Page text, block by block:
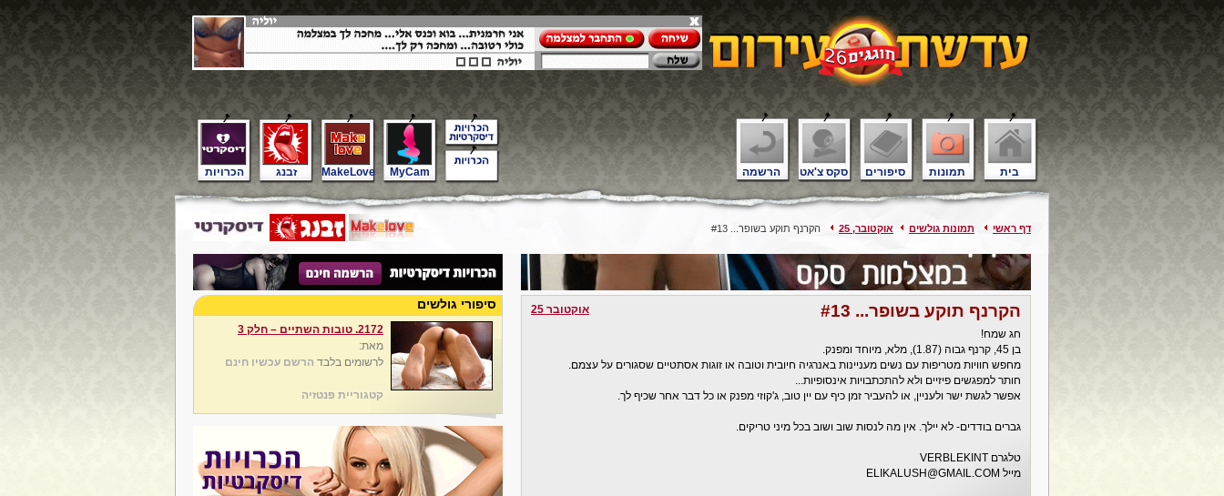
בית תמונות סיפורים סקס צ'אט הרשמה הכרויות זבנג MakeLove MyCam
דף ראשי תמונות גולשים אוקטובר, 25 הקרנף תוקע בשופר... #13
הקרנף תוקע בשופר... #13
אוקטובר 25
חג שמח!
בן 45, קרנף גבוה (1.87), מלא, מיוחד ומפנק.
מחפש חוויות מטריפות עם נשים מעניינות באנרגיה חיובית וטובה או זוגות אסתטיים שסגורים על עצמם.
חותר למפגשים פיזיים ולא להתכתבויות אינסופיות...
אפשר לגשת ישר ולעניין, או להעביר זמן כיף עם יין טוב, ג'קוזי מפנק או כל דבר אחר שכיף לך.
גברים בודדים- לא יילך. אין מה לנסות שוב ושוב בכל מיני טריקים.
טלגרם VERBLEKINT
מייל ELIKALUSH@GMAIL.COM
סיפורי גולשים
2172. טובות השתיים – חלק 3
מאת:
לרשומים בלבד הרשם עכשיו חינם
קטגוריית פנטזיה